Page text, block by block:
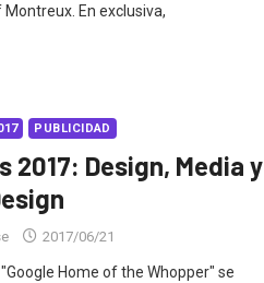
En exclusiva,
PUBLICIDAD
2017: Design, Media y
2017/06/21
Home of the Whopper" se